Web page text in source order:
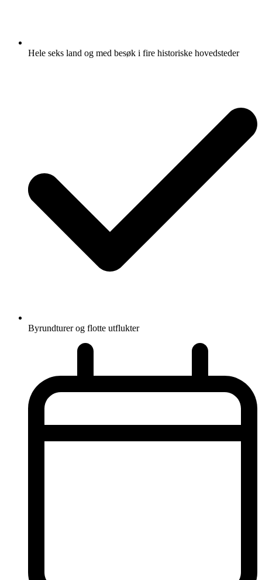
Hele seks land og med besøk i fire historiske hovedsteder
Byrundturer og flotte utflukter